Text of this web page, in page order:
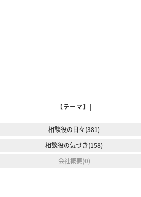
【テーマ】|
相談役の日々(381)
相談役の気づき(158)
会社概要(0)